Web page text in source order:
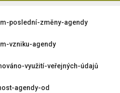
poslední-změny-agendy
vzniku-agendy
využití-veřejných-údajů
agendy-od